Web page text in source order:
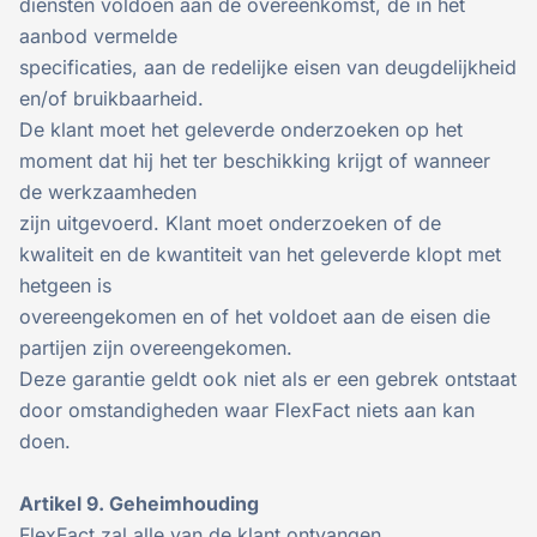
diensten voldoen aan de overeenkomst, de in het
aanbod vermelde
specificaties, aan de redelijke eisen van deugdelijkheid
en/of bruikbaarheid.
De klant moet het geleverde onderzoeken op het
moment dat hij het ter beschikking krijgt of wanneer
de werkzaamheden
zijn uitgevoerd. Klant moet onderzoeken of de
kwaliteit en de kwantiteit van het geleverde klopt met
hetgeen is
overeengekomen en of het voldoet aan de eisen die
partijen zijn overeengekomen.
Deze garantie geldt ook niet als er een gebrek ontstaat
door omstandigheden waar FlexFact niets aan kan
doen.
Artikel 9. Geheimhouding